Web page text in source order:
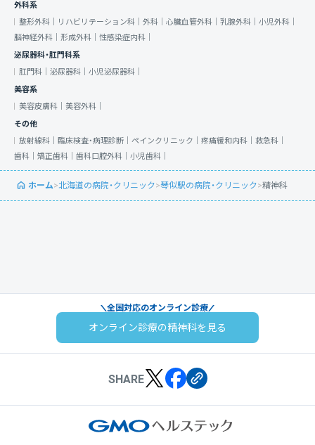
外科系
整形外科｜
リハビリテーション科｜ 外科｜ 心臓血管外科｜ 乳腺外科｜ 小児外科｜
脳神経外科｜ 形成外科｜ 性感染症内科｜
泌尿器科・肛門科系
肛門科｜ 泌尿器科｜ 小児泌尿器科｜
美容系
美容皮膚科｜ 美容外科｜
その他
放射線科｜ 臨床検査・病理診断｜ ペインクリニック｜ 疼痛緩和内科｜ 救急科｜
歯科｜ 矯正歯科｜ 歯科口腔外科｜ 小児歯科｜
ホーム>北海道の病院・クリニック>琴似駅の病院・クリニック>精神科
全国対応のオンライン診療
オンライン診療の精神科を見る
SHARE